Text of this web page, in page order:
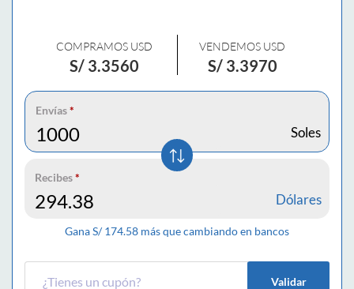
COMPRAMOS USD
S/ 3.3560
VENDEMOS USD
S/ 3.3970
Envías*
Soles
Recibes*
Dólares
Gana S/174.58 más que cambiando en bancos
Validar